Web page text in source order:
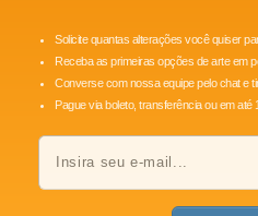
Solicite quantas alterações você quiser
Receba as primeiras opções de arte em
Converse com nossa equipe pelo chat e
Pague via boleto, transferência ou em até